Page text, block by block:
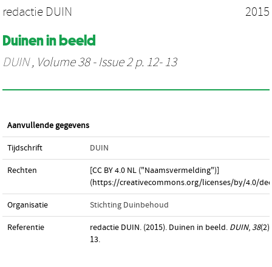
redactie DUIN 2015
Duinen in beeld
DUIN, Volume 38 - Issue 2 p. 12- 13
Aanvullende gegevens
Tijdschrift DUIN
Rechten
[CC BY 4.0 NL ("Naamsvermelding")]
(https://creativecommons.org/licenses/by/4.0/
Organisatie Stichting Duinbehoud
Referentie redactie DUIN. (2015). Duinen in beeld. DUIN, 38
13.